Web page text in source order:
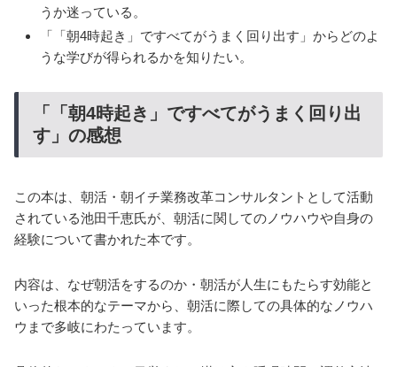
うか迷っている。
「「朝4時起き」ですべてがうまく回り出す」からどのよ
うな学びが得られるかを知りたい。
「「朝4時起き」ですべてがうまく回り出
す」の感想
この本は、朝活・朝イチ業務改革コンサルタントとして活動
されている池田千恵氏が、朝活に関してのノウハウや自身の
経験について書かれた本です。
内容は、なぜ朝活をするのか・朝活が人生にもたらす効能と
いった根本的なテーマから、朝活に際しての具体的なノウハ
ウまで多岐にわたっています。